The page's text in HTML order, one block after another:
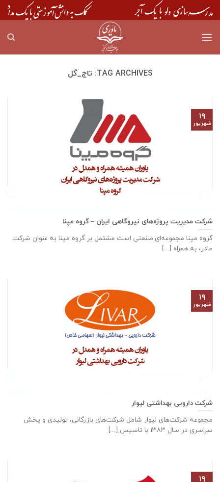
Skip
to
TAG ARCHIVES: تاج_گل
شرکت مدیریت پروژه‌های نیروگاهی ایران – گروه مپنا
گروه مپنا مجموعه‌ای صنعتى است مشتمل بر گروه مپنا به عنوان شرکت
مادر، به همراه [...]
۱۹
شهریور
شرکت دارویی بهداشتی لیوار
مجموعه شرکت‌های لیوار شامل شرکت‌های بازرگانی، تولیدی و پخش
سراسری در سال ۱۳۸۳ با تاسیس [...]
۱۹
شهریور
۱۹